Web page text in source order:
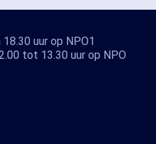
uur op NPO1
tot 13.30 uur op NPO